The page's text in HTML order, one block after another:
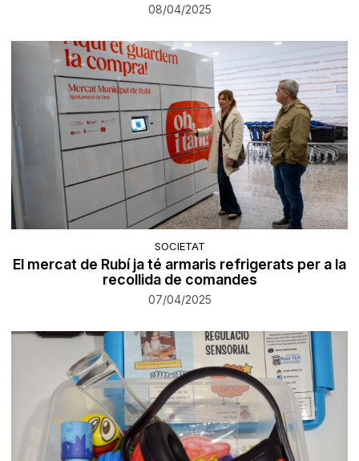
08/04/2025
SOCIETAT
El mercat de Rubí ja té armaris refrigerats per a la
recollida de comandes
07/04/2025